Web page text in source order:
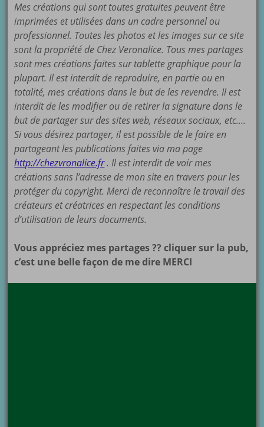
Mes créations qui sont toutes gratuites peuvent être
imprimées et utilisées dans un cadre personnel ou
professionnel. Toutes les photos et les images sur ce site
sont la propriété de Chez Veronalice. Tous mes partages
sont mes créations faites sur tablette graphique pour la
plupart. Il est interdit de reproduire, en partie ou en
totalité, mes créations dans le but de les revendre. Il est
interdit de les modifier ou de retirer la signature dans le
but de partager sur des sites web, réseaux sociaux, etc….
Si vous désirez partager, il est possible de le faire en
partageant les publications faites via ma page
http://chezvronalice.fr. Il est interdit de voir mes
créations sans l’adresse de mon site en travers pour les
protéger du copyright. Merci de reconnaître le travail des
créateurs et créatrices en respectant les conditions
d’utilisation de leurs documents.
Vous appréciez mes partages ?? cliquer sur la pub,
c’est une belle façon de me dire MERCI